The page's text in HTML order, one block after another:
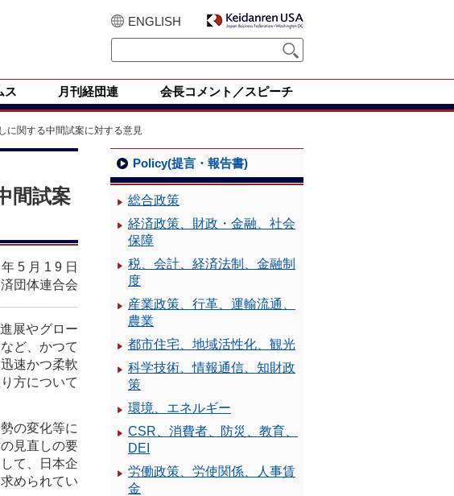
ENGLISH
ス 月刊経団連 会長コメント／スピーチ
に関する中間試案に対する意見
間試案
5月19 日
団体連合会
展やグロー
ど、かつて
速かつ柔軟
方について
の変化等に
見直しの要
て、日本企
められてい
Policy(提言・報告書)
総合政策
経済政策、財政・金融、社会
保障
税、会計、経済法制、金融制
度
産業政策、行革、運輸流通、
農業
都市住宅、地域活性化、観光
科学技術、情報通信、知財政
策
環境、エネルギー
CSR、消費者、防災、教育、
DEI
労働政策、労使関係、人事賃
金